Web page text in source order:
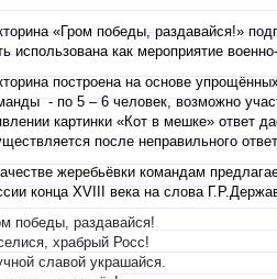
«Гром победы, раздавайся!»
использована как мероприятие
построена на основе
- по 5 – 6 человек, возможно
картинки «Кот в мешке» ответ
после неправильного
жеребьёвки командам
концаXVIII века на слова
победы, раздавайся!
храбрый Росс!
славой украшайся.